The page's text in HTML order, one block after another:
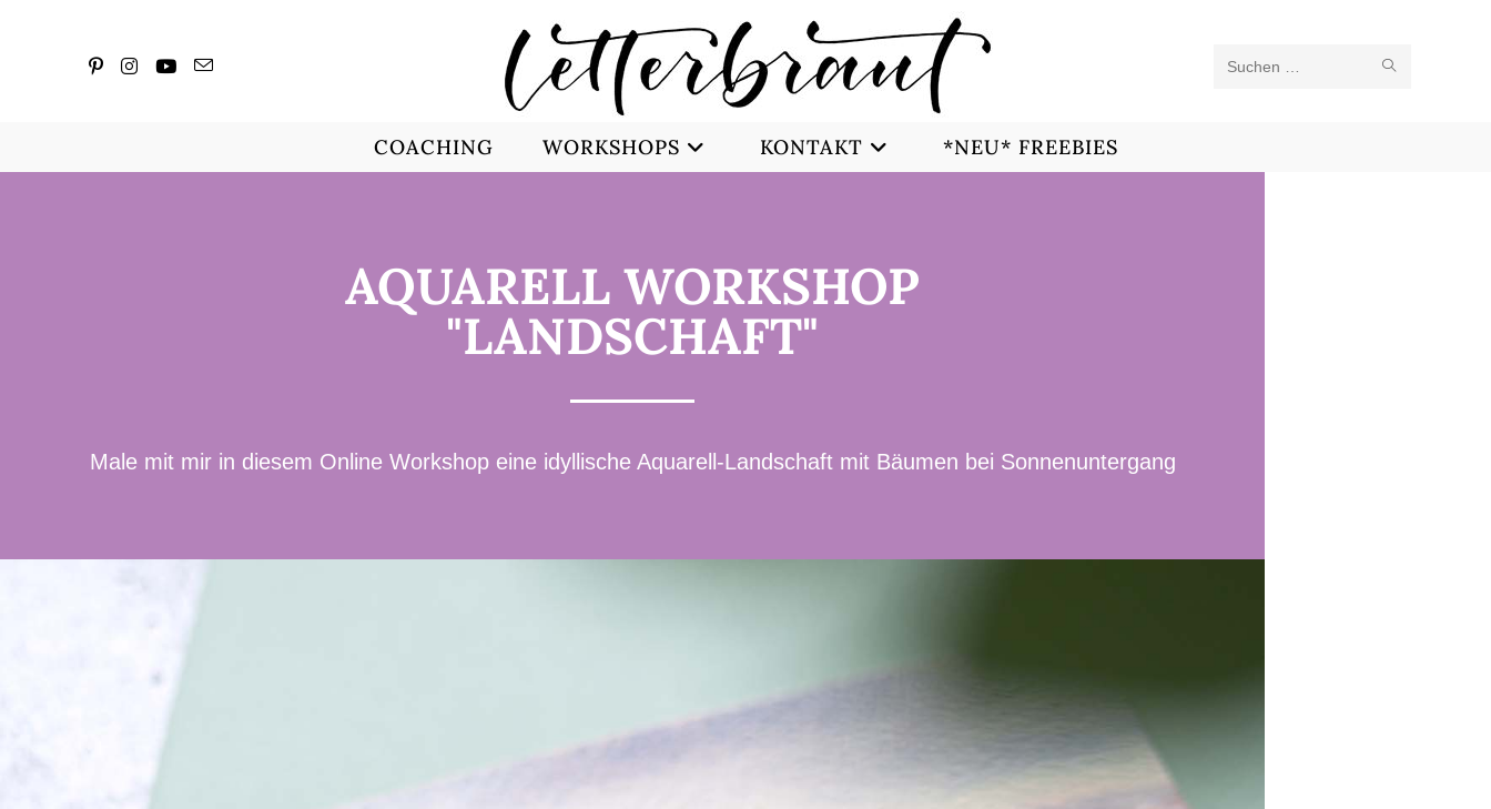
Diese
COACHING WORKSHOPS KONTAKT *NEU* FREEBIES
AQUARELL WORKSHOP
"LANDSCHAFT"
Male mit mir in diesem Online Workshop eine idyllische Aquarell-Landschaft mit Bäumen bei Sonnenuntergang